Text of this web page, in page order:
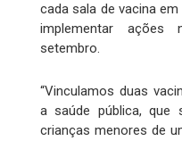
cada sala de vacina
implementar
setembro.
“Vinculamos duas
a saúde pública, que
crianças menores de